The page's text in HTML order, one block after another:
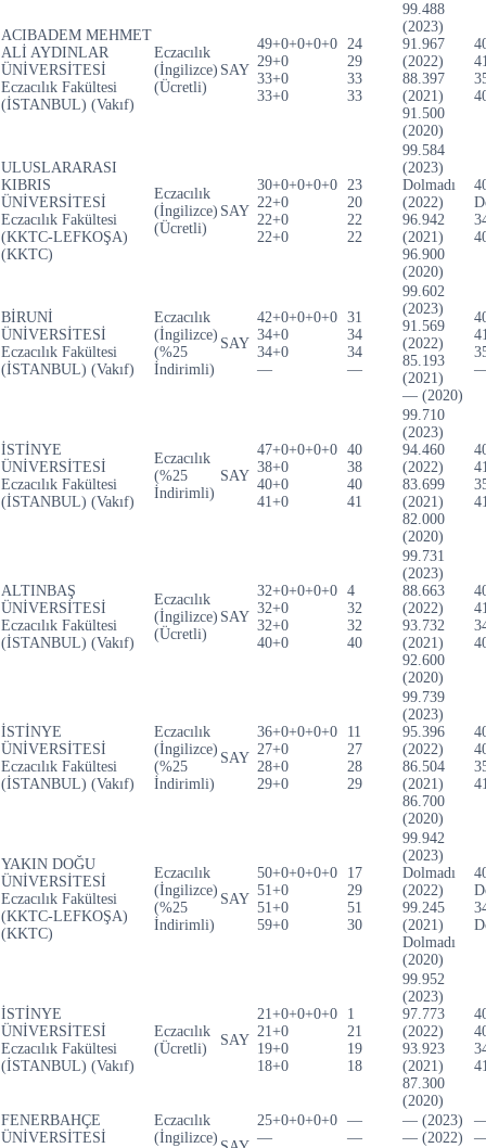
ACIBADEM MEHMET
ALİ AYDINLAR
ÜNİVERSİTESİ
Eczacılık Fakültesi
(İSTANBUL) (Vakıf)
Eczacılık
(İngilizce)
(Ücretli)
SAY
49+0+0+0+0
29+0
33+0
33+0
24
29
33
33
99.488
(2023)
91.967
(2022)
88.397
(2021)
91.500
(2020)
ULUSLARARASI
KIBRIS
ÜNİVERSİTESİ
Eczacılık Fakültesi
(KKTC-LEFKOŞA)
(KKTC)
Eczacılık
(İngilizce)
(Ücretli)
SAY
30+0+0+0+0
22+0
22+0
22+0
23
20
22
22
99.584
(2023)
Dolmadı
(2022)
96.942
(2021)
96.900
(2020)
BİRUNİ
ÜNİVERSİTESİ
Eczacılık Fakültesi
(İSTANBUL) (Vakıf)
Eczacılık
(İngilizce)
(%25
İndirimli)
SAY
42+0+0+0+0
34+0
34+0
—
31
34
34
—
99.602
(2023)
91.569
(2022)
85.193
(2021)
— (2020)
İSTİNYE
ÜNİVERSİTESİ
Eczacılık Fakültesi
(İSTANBUL) (Vakıf)
Eczacılık
(%25
İndirimli)
SAY
47+0+0+0+0
38+0
40+0
41+0
40
38
40
41
99.710
(2023)
94.460
(2022)
83.699
(2021)
82.000
(2020)
ALTINBAŞ
ÜNİVERSİTESİ
Eczacılık Fakültesi
(İSTANBUL) (Vakıf)
Eczacılık
(İngilizce)
(Ücretli)
SAY
32+0+0+0+0
32+0
32+0
40+0
4
32
32
40
99.731
(2023)
88.663
(2022)
93.732
(2021)
92.600
(2020)
İSTİNYE
ÜNİVERSİTESİ
Eczacılık Fakültesi
(İSTANBUL) (Vakıf)
Eczacılık
(İngilizce)
(%25
İndirimli)
SAY
36+0+0+0+0
27+0
28+0
29+0
11
27
28
29
99.739
(2023)
95.396
(2022)
86.504
(2021)
86.700
(2020)
YAKIN DOĞU
ÜNİVERSİTESİ
Eczacılık Fakültesi
(KKTC-LEFKOŞA)
(KKTC)
Eczacılık
(İngilizce)
(%25
İndirimli)
SAY
50+0+0+0+0
51+0
51+0
59+0
17
29
51
30
99.942
(2023)
Dolmadı
(2022)
99.245
(2021)
Dolmadı
(2020)
İSTİNYE
ÜNİVERSİTESİ
Eczacılık Fakültesi
(İSTANBUL) (Vakıf)
Eczacılık
(Ücretli)
SAY
21+0+0+0+0
21+0
19+0
18+0
1
21
19
18
99.952
(2023)
97.773
(2022)
93.923
(2021)
87.300
(2020)
FENERBAHÇE
ÜNİVERSİTESİ
Eczacılık
(İngilizce)
25+0+0+0+0
—
—
—
— (2023)
— (2022)